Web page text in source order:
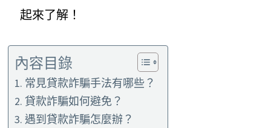
起來了解！
內容目錄
常見貸款詐騙手法有哪些？
貸款詐騙如何避免？
遇到貸款詐騙怎麼辦？